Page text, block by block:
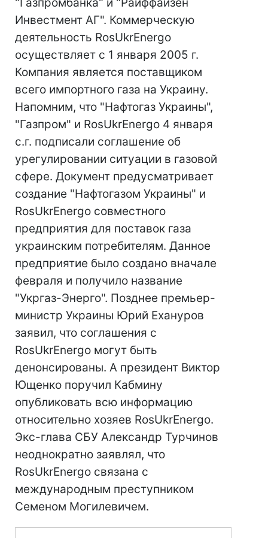
Инвестмент АГ". Коммерческую
деятельность RosUkrEnergo
осуществляет с 1 января 2005 г.
Компания является поставщиком
всего импортного газа на Украину.
Напомним, что "Нафтогаз Украины",
"Газпром" и RosUkrEnergo 4 января
с.г. подписали соглашение об
урегулировании ситуации в газовой
сфере. Документ предусматривает
создание "Нафтогазом Украины" и
RosUkrEnergo совместного
предприятия для поставок газа
украинским потребителям. Данное
предприятие было создано вначале
февраля и получило название
"Укргаз-Энерго". Позднее премьер-
министр Украины Юрий Ехануров
заявил, что соглашения с
RosUkrEnergo могут быть
денонсированы. А президент Виктор
Ющенко поручил Кабмину
опубликовать всю информацию
относительно хозяев RosUkrEnergo.
Экс-глава СБУ Александр Турчинов
неоднократно заявлял, что
RosUkrEnergo связана с
международным преступником
Семеном Могилевичем.